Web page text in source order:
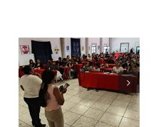
a mujer
privada de
la libertad
durante
operativo